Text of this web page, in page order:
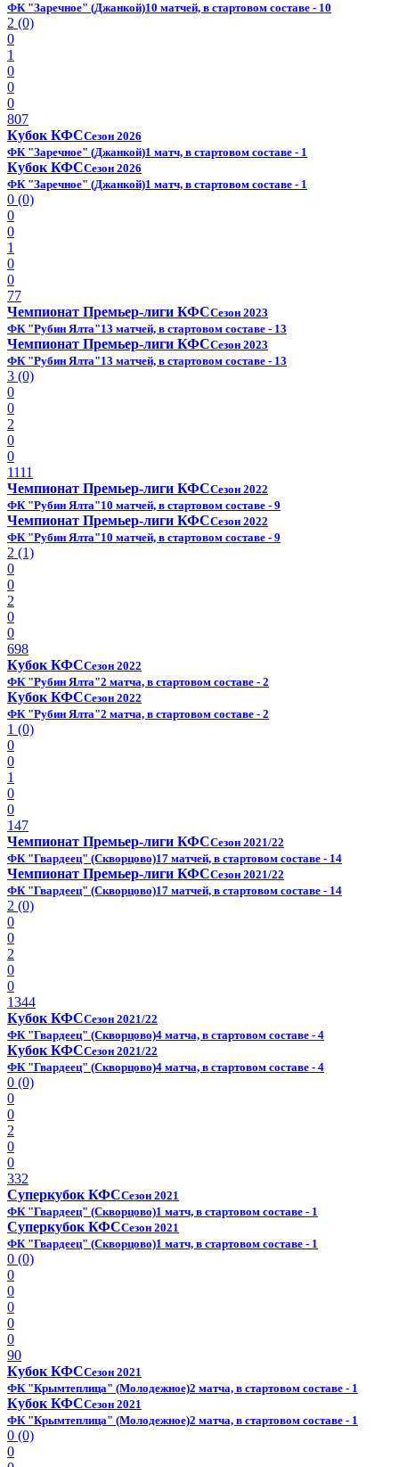
ФК "Заречное" (Джанкой)10 матчей, в стартовом составе - 10
2 (0)
0
1
0
0
0
807
Кубок КФССезон 2026
ФК "Заречное" (Джанкой)1 матч, в стартовом составе - 1
Кубок КФССезон 2026
ФК "Заречное" (Джанкой)1 матч, в стартовом составе - 1
0 (0)
0
0
1
0
0
77
Чемпионат Премьер-лиги КФССезон 2023
ФК "Рубин Ялта"13 матчей, в стартовом составе - 13
Чемпионат Премьер-лиги КФССезон 2023
ФК "Рубин Ялта"13 матчей, в стартовом составе - 13
3 (0)
0
0
2
0
0
1111
Чемпионат Премьер-лиги КФССезон 2022
ФК "Рубин Ялта"10 матчей, в стартовом составе - 9
Чемпионат Премьер-лиги КФССезон 2022
ФК "Рубин Ялта"10 матчей, в стартовом составе - 9
2 (1)
0
0
2
0
0
698
Кубок КФССезон 2022
ФК "Рубин Ялта"2 матча, в стартовом составе - 2
Кубок КФССезон 2022
ФК "Рубин Ялта"2 матча, в стартовом составе - 2
1 (0)
0
0
1
0
0
147
Чемпионат Премьер-лиги КФССезон 2021/22
ФК "Гвардеец" (Скворцово)17 матчей, в стартовом составе - 14
Чемпионат Премьер-лиги КФССезон 2021/22
ФК "Гвардеец" (Скворцово)17 матчей, в стартовом составе - 14
2 (0)
0
0
2
0
0
1344
Кубок КФССезон 2021/22
ФК "Гвардеец" (Скворцово)4 матча, в стартовом составе - 4
Кубок КФССезон 2021/22
ФК "Гвардеец" (Скворцово)4 матча, в стартовом составе - 4
0 (0)
0
0
2
0
0
332
Суперкубок КФССезон 2021
ФК "Гвардеец" (Скворцово)1 матч, в стартовом составе - 1
Суперкубок КФССезон 2021
ФК "Гвардеец" (Скворцово)1 матч, в стартовом составе - 1
0 (0)
0
0
0
0
0
90
Кубок КФССезон 2021
ФК "Крымтеплица" (Молодежное)2 матча, в стартовом составе - 1
Кубок КФССезон 2021
ФК "Крымтеплица" (Молодежное)2 матча, в стартовом составе - 1
0 (0)
0